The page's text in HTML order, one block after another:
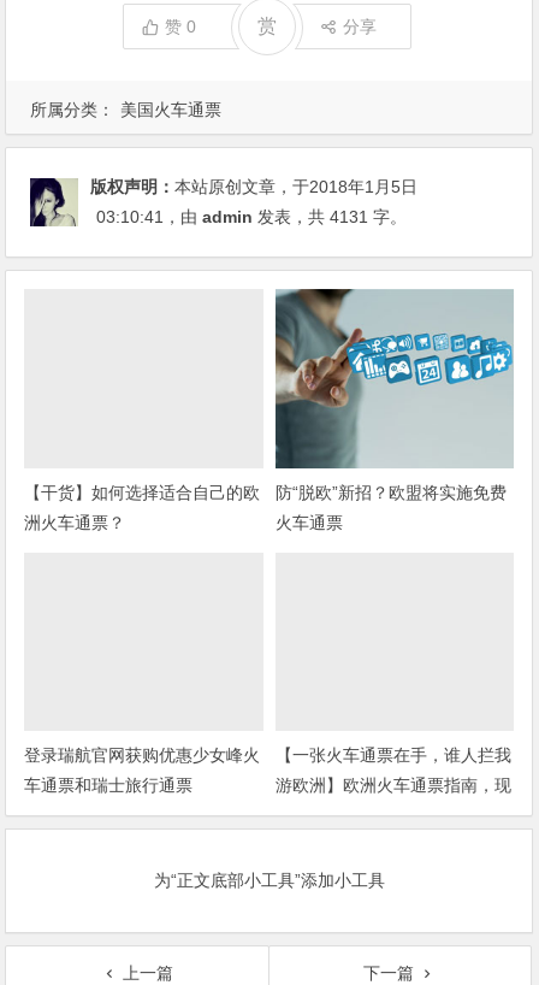
所属分类： 美国火车通票
赞0 赏 分享
版权声明：本站原创文章，于2018年1月5日
03:10:41 ，由admin 发表，共 4131 字。
【干货】如何选择适合自己的欧
洲火车通票？
防“脱欧”新招？欧盟将实施免费
火车通票
登录瑞航官网获购优惠少女峰火
车通票和瑞士旅行通票
【一张火车通票在手，谁人拦我
游欧洲】欧洲火车通票指南，现
在买还有给力优惠哦
为“正文底部小工具”添加小工具
上一篇
下一篇